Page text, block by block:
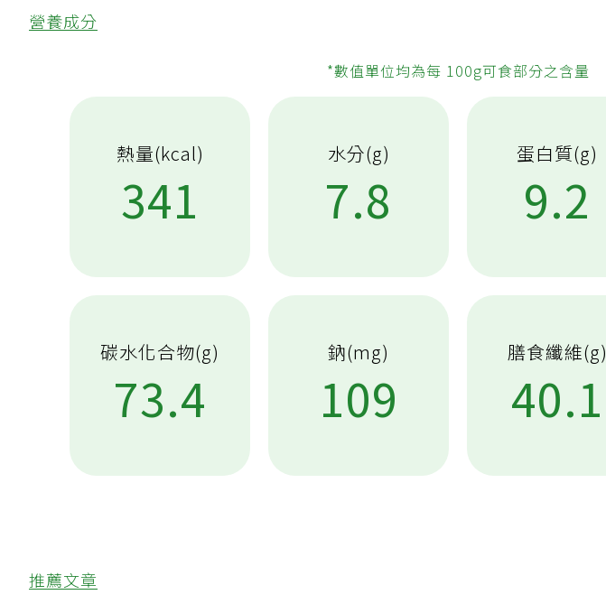
營養成分
*數值單位均為每 100g可食部分之含量
熱量(kcal)
341
水分(g)
7.8
蛋白質(g)
9.2
碳水化合物(g)
73.4
鈉(mg)
109
膳食纖維(g)
40.1
推薦文章